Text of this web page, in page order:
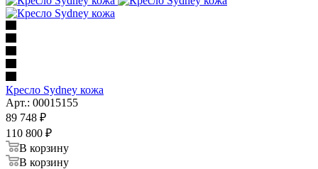
Кресло Sydney кожа
Арт.: 00015155
89 748 ₽
110 800 ₽
В корзину
В корзину